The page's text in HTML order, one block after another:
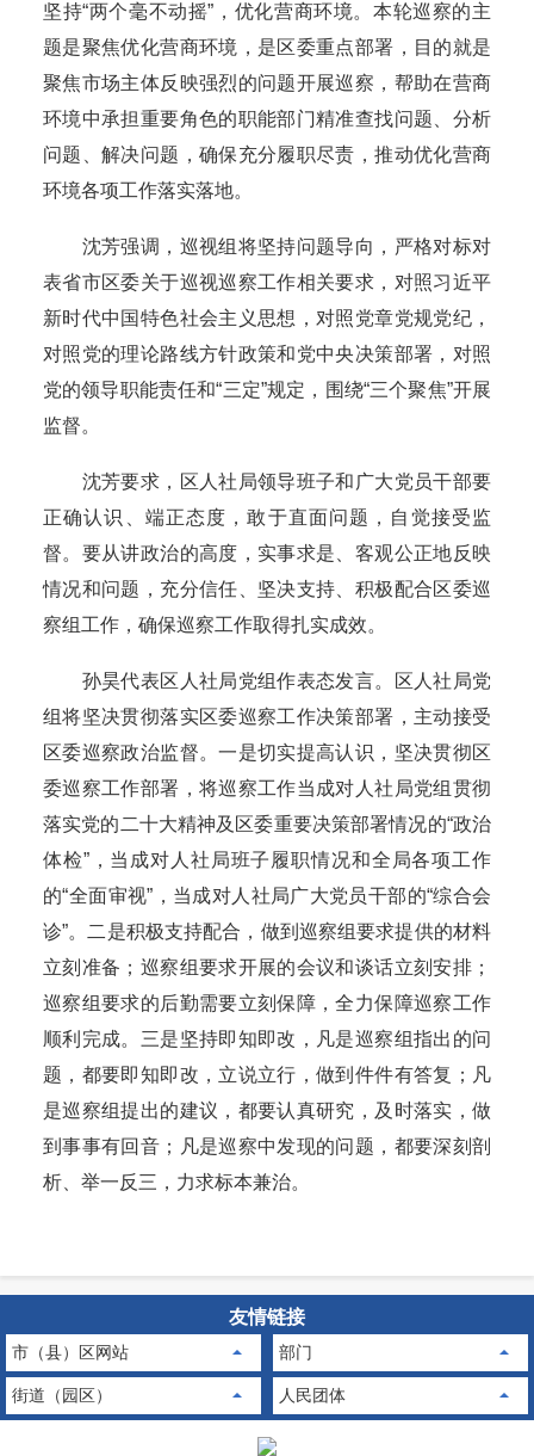
坚持“两个毫不动摇”，优化营商环境。本轮巡察的主
题是聚焦优化营商环境，是区委重点部署，目的就是
聚焦市场主体反映强烈的问题开展巡察，帮助在营商
环境中承担重要角色的职能部门精准查找问题、分析
问题、解决问题，确保充分履职尽责，推动优化营商
环境各项工作落实落地。
沈芳强调，巡视组将坚持问题导向，严格对标对
表省市区委关于巡视巡察工作相关要求，对照习近平
新时代中国特色社会主义思想，对照党章党规党纪，
对照党的理论路线方针政策和党中央决策部署，对照
党的领导职能责任和“三定”规定，围绕“三个聚焦”开展
监督。
沈芳要求，区人社局领导班子和广大党员干部要
正确认识、端正态度，敢于直面问题，自觉接受监
督。要从讲政治的高度，实事求是、客观公正地反映
情况和问题，充分信任、坚决支持、积极配合区委巡
察组工作，确保巡察工作取得扎实成效。
孙昊代表区人社局党组作表态发言。区人社局党
组将坚决贯彻落实区委巡察工作决策部署，主动接受
区委巡察政治监督。一是切实提高认识，坚决贯彻区
委巡察工作部署，将巡察工作当成对人社局党组贯彻
落实党的二十大精神及区委重要决策部署情况的“政治
体检”，当成对人社局班子履职情况和全局各项工作
的“全面审视”，当成对人社局广大党员干部的“综合会
诊”。二是积极支持配合，做到巡察组要求提供的材料
立刻准备；巡察组要求开展的会议和谈话立刻安排；
巡察组要求的后勤需要立刻保障，全力保障巡察工作
顺利完成。三是坚持即知即改，凡是巡察组指出的问
题，都要即知即改，立说立行，做到件件有答复；凡
是巡察组提出的建议，都要认真研究，及时落实，做
到事事有回音；凡是巡察中发现的问题，都要深刻剖
析、举一反三，力求标本兼治。
友情链接
市（县）区网站 部门
街道（园区） 人民团体